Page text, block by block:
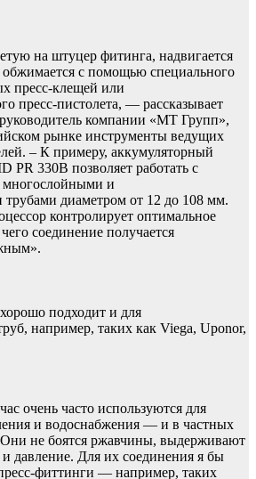
на штуцер фитинга, надвигается
обжимается с помощью специального
пресс-клещей или
пресс-пистолета, — рассказывает
компании «МТ Групп»,
рынке инструменты ведущих
– К примеру, аккумуляторный
PR 330B позволяет работать с
и
трубами диаметром от 12 до 108 мм.
контролирует оптимальное
соединение получается
подходит и для
например, таких как Viega, Uponor,
очень часто используются для
и водоснабжения — и в частных
Они не боятся ржавчины, выдерживают
давление. Для их соединения я бы
фиттинги — например, таких